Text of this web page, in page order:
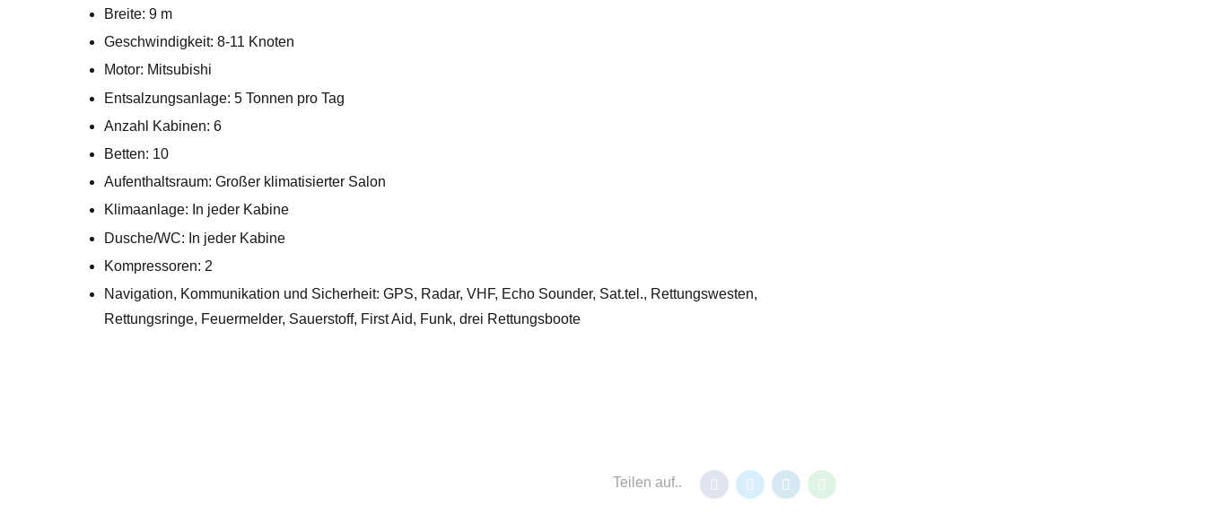
Breite: 9 m
Geschwindigkeit: 8-11 Knoten
Motor: Mitsubishi
Entsalzungsanlage: 5 Tonnen pro Tag
Anzahl Kabinen: 6
Betten: 10
Aufenthaltsraum: Großer klimatisierter Salon
Klimaanlage: In jeder Kabine
Dusche/WC: In jeder Kabine
Kompressoren: 2
Navigation, Kommunikation und Sicherheit: GPS, Radar, VHF, Echo Sounder, Sat.tel., Rettungswesten,
Rettungsringe, Feuermelder, Sauerstoff, First Aid, Funk, drei Rettungsboote
Teilen auf..